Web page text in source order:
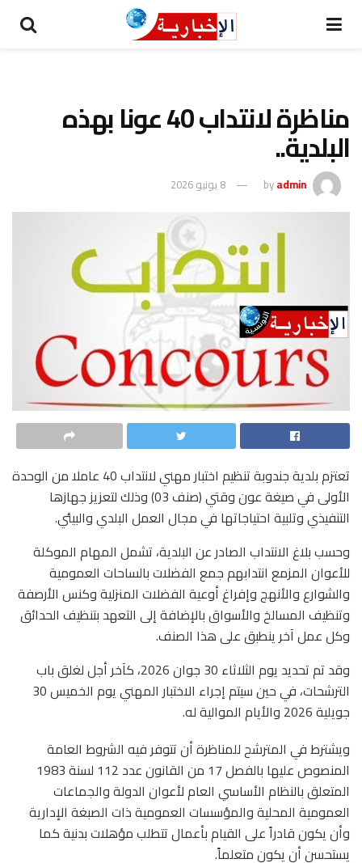
مناظرة لانتداب 40 عونا بهذه
البلدية..
byadmin 8 يونيو 2026
تعتزم بلدية جندوبة تنظيم اختبار مهني لانتداب 40 عاملا من الوحدة
الأولى في صيغة عون وقتي (صنف 03) وذلك لتعزيز جهازها
التنفيذي وتلبية احتياجاتها في مجال العمل البلدي والبيئي.
وحسب بلاغ الانتداب الصادر عن البلدية، تشمل المهام الموكلة
للأعوان المزمع انتدابهم جمع الفضلات بالساحات العمومية
والشوارع والأنهج وإفراغ أوعية الفضلات المنزلية وكنس الأرصفة
وتنظيف المسالخ والأسواق بالإضافة إلى التعهد بتنظيف الحدائق
وكل عمل آخر ينطبق على هذا الصنف.
وقد تم تحديد يوم الثلاثاء 30 جوان 2026، كآخر أجل لغلق باب
الترشحات، في حين سيتم إجراء الاختبار المهني يوم الخميس 30
جويلية 2026 والأيام الموالية له.
ويشترط في المترشح للمناظرة أن تتوفر فيه الشروط العامة
المنصوص عليها بالفصل 17 من القانون عدد 112 لسنة 1983
المتعلق بالنظام الأساسي العام لأعوان الدولة والجماعات
العمومية المحلية والمؤسسات العمومية ذات الصبغة الإدارية
وأن يكون قادراً على القيام بأعمال تتطلب مؤهلات بدنية كما
يستحسن أن يكون متعلماً.